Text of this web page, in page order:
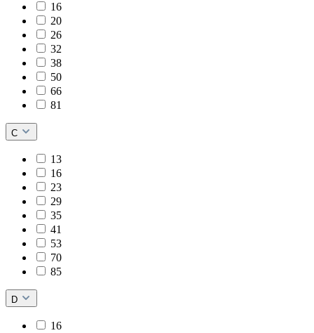
16
20
26
32
38
50
66
81
C
13
16
23
29
35
41
53
70
85
D
16